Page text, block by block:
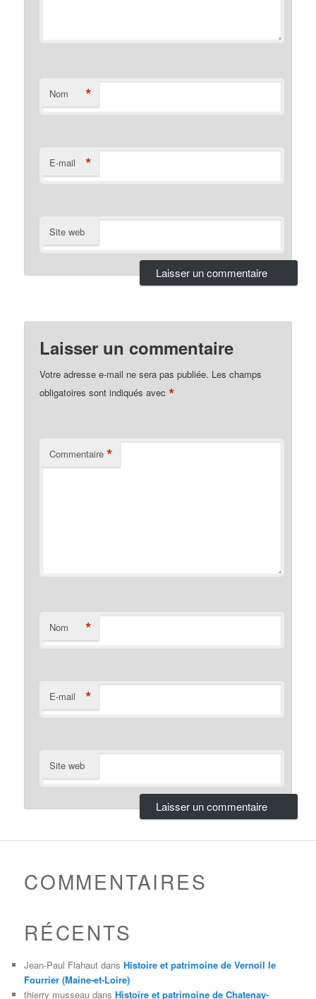
Nom *
E-mail *
Site web
Laisser un commentaire
Votre adresse e-mail ne sera pas publiée. Les champs
obligatoires sont indiqués avec*
Commentaire *
Nom *
E-mail *
Site web
COMMENTAIRES
RÉCENTS
Jean-Paul Flahaut dansHistoire et patrimoine de Vernoil le
Fourrier (Maine-et-Loire)
thierry musseau dansHistoire et patrimoine de Chatenay-